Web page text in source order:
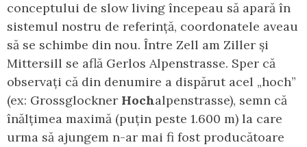
conceptului de slow living începeau să apară în
sistemul nostru de referință, coordonatele aveau
să se schimbe din nou. Între Zell am Ziller și
Mittersill se află Gerlos Alpenstrasse. Sper că
observați că din denumire a dispărut acel „hoch”
(ex: Grossglockner Hochalpenstrasse), semn că
înălțimea maximă (puțin peste 1.600 m) la care
urma să ajungem n-ar mai fi fost producătoare